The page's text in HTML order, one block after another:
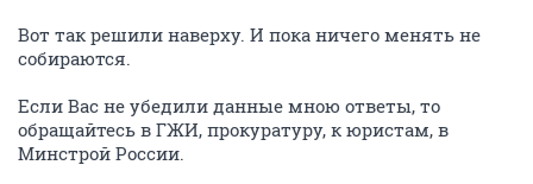
Вот так решили наверху. И пока ничего менять не
собираются.
Если Вас не убедили данные мною ответы, то
обращайтесь в ГЖИ, прокуратуру, к юристам, в
Минстрой России.